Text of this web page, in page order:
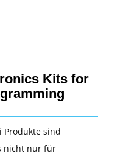
Kits for
Produkte sind
nicht nur für